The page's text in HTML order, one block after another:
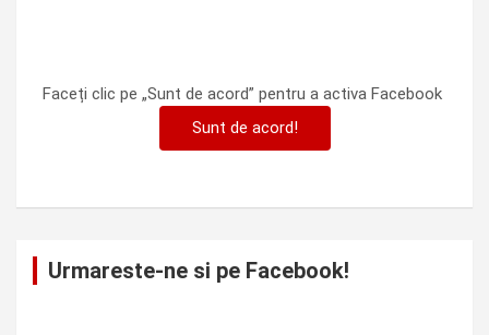
Faceți clic pe „Sunt de acord” pentru a activa Facebook
Sunt de acord!
Urmareste-ne si pe Facebook!